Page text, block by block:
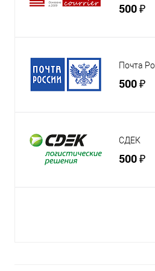
500 ₽
Почта
500 ₽
СДЕК
500 ₽